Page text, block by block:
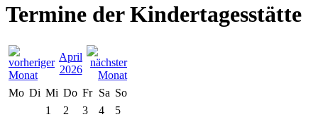
Termine der Kindertagesstätte
April
2026
Mo Di Mi Do Fr Sa So
1
2 3 4
5